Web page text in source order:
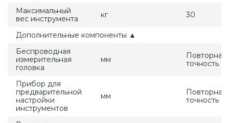
Максимальный
вес инструмента
кг 30
Дополнительные компоненты ▲
Беспроводная
измерительная
головка
мм
Повторная
точность
Прибор для
предварительной
настройки
инструментов
мм
Повторная
точность